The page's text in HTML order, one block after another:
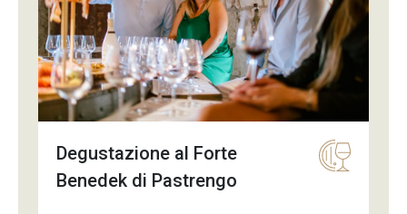
scoprire sfumature inaspettate e
affinare il tuo gusto. In
accompagnamento potrai assaggiare
una selezione di prodotti da forno.
Degustazione al Forte
Benedek di Pastrengo